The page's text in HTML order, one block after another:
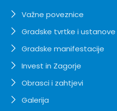
Važne poveznice
Gradske tvrtke i ustanove
Gradske manifestacije
Invest in Zagorje
Obrasci i zahtjevi
Galerija